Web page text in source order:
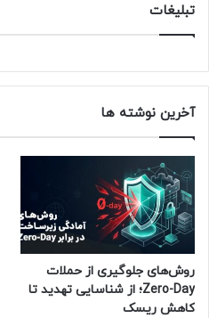
تبلیغات
آخرین نوشته ها
روش‌های جلوگیری از حملات
Zero-Day؛ از شناسایی تهدید تا
کاهش ریسک